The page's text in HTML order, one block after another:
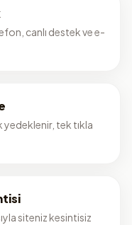
canlı destek ve e-
tek tıkla
siteniz kesintisiz